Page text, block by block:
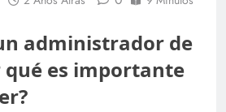
administrador de
es importante